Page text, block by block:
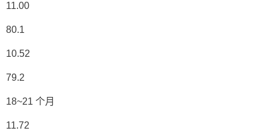
11.00
80.1
10.52
79.2
18~21 个月
11.72